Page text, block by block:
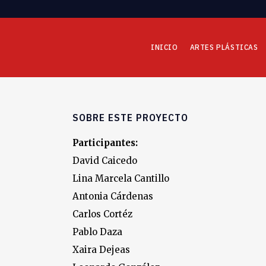
INICIO ARTES PLÁSTICAS
SOBRE ESTE PROYECTO
Participantes:
David Caicedo
Lina Marcela Cantillo
Antonia Cárdenas
Carlos Cortéz
Pablo Daza
Xaira Dejeas